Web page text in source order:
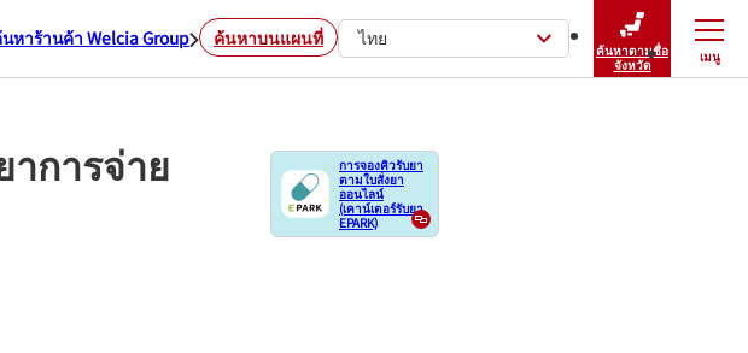
หาร้านค้า Welcia Group ค้นหาบนแผนที่ ไทย
ค้นหาตามชื่อ
จังหวัด
เมนู
ปิดเมนู
การจ่าย
การจองคิวรับยา
ตามใบสั่งยา
ออนไลน์
(เคาน์เตอร์รับยา
EPARK)